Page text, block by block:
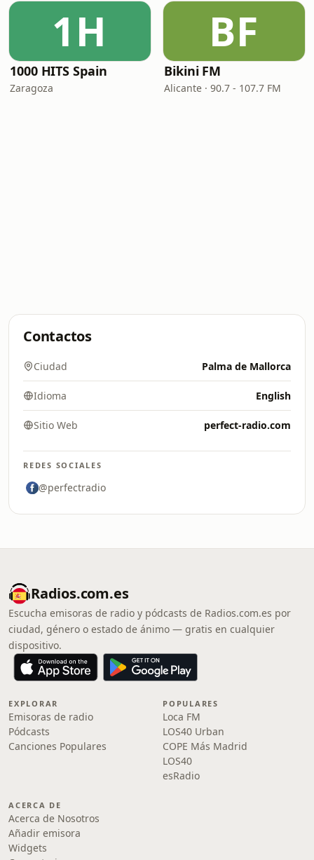
1H
1000 HITS Spain
Zaragoza
BF
Bikini FM
Alicante · 90.7 - 107.7 FM
Contactos
Ciudad Palma de Mallorca
Idioma English
Sitio Web perfect-radio.com
REDES SOCIALES
@perfectradio
Radios.com.es
Escucha emisoras de radio y pódcasts de Radios.com.es por
ciudad, género o estado de ánimo — gratis en cualquier
dispositivo.
EXPLORAR
Emisoras de radio
Pódcasts
Canciones Populares
POPULARES
Loca FM
LOS40 Urban
COPE Más Madrid
LOS40
esRadio
ACERCA DE
Acerca de Nosotros
Añadir emisora
Widgets